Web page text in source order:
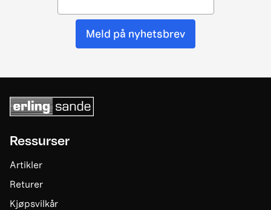
Meld på nyhetsbrev
Ressurser
Artikler
Returer
Kjøpsvilkår